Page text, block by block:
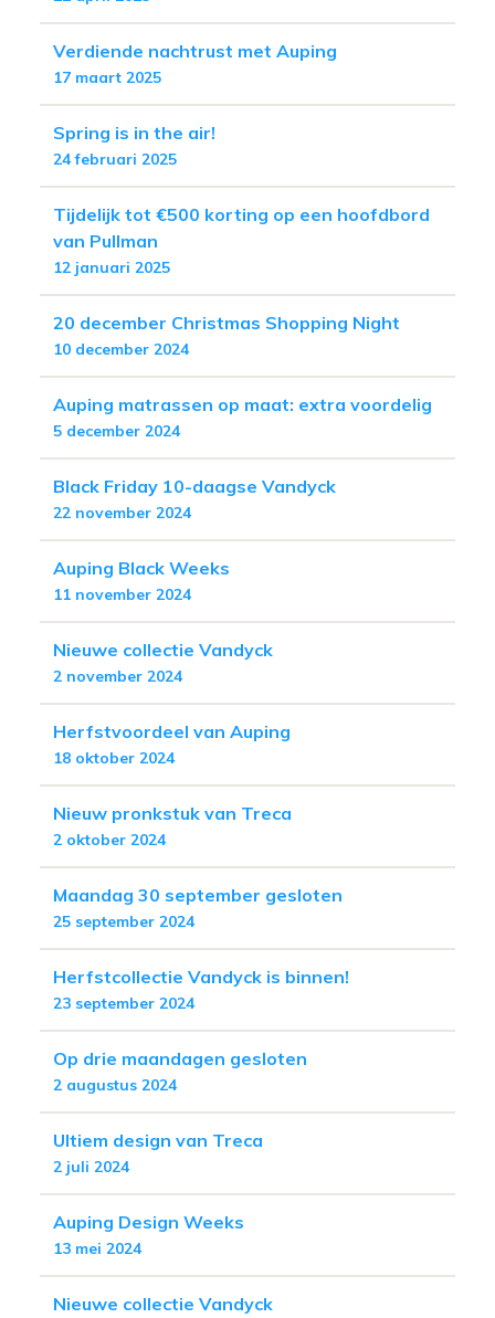
Verdiende nachtrust met Auping
17 maart 2025
Spring is in the air!
24 februari 2025
Tijdelijk tot €500 korting op een hoofdbord
van Pullman
12 januari 2025
20 december Christmas Shopping Night
10 december 2024
Auping matrassen op maat: extra voordelig
5 december 2024
Black Friday 10-daagse Vandyck
22 november 2024
Auping Black Weeks
11 november 2024
Nieuwe collectie Vandyck
2 november 2024
Herfstvoordeel van Auping
18 oktober 2024
Nieuw pronkstuk van Treca
2 oktober 2024
Maandag 30 september gesloten
25 september 2024
Herfstcollectie Vandyck is binnen!
23 september 2024
Op drie maandagen gesloten
2 augustus 2024
Ultiem design van Treca
2 juli 2024
Auping Design Weeks
13 mei 2024
Nieuwe collectie Vandyck